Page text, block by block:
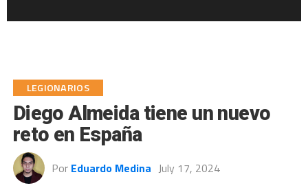
LEGIONARIOS
Diego Almeida tiene un nuevo
reto en España
Por Eduardo Medina July 17, 2024